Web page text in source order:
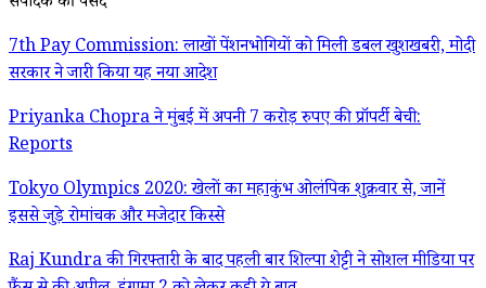
7th Pay Commission: लाखों पेंशनभोगियों को मिली डबल खुशखबरी, मोदी
सरकार ने जारी किया यह नया आदेश
Priyanka Chopra ने मुंबई में अपनी 7 करोड़ रुपए की प्रॉपर्टी बेची:
Reports
Tokyo Olympics 2020: खेलों का महाकुंभ ओलंपिक शुक्रवार से, जानें
इससे जुड़े रोमांचक और मजेदार किस्से
Raj Kundra की गिरफ्तारी के बाद पहली बार शिल्पा शेट्टी ने सोशल मीडिया पर